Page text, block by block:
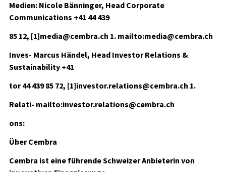
Medien: Nicole Bänninger, Head Corporate
Communications +41 44 439
85 12, [1]media@cembra.ch 1. mailto:media@cembra.ch
Inves- Marcus Händel, Head Investor Relations &
Sustainability +41
tor 44 439 85 72, [1]investor.relations@cembra.ch 1.
Relati- mailto:investor.relations@cembra.ch
ons:
Über Cembra
Cembra ist eine führende Schweizer Anbieterin von